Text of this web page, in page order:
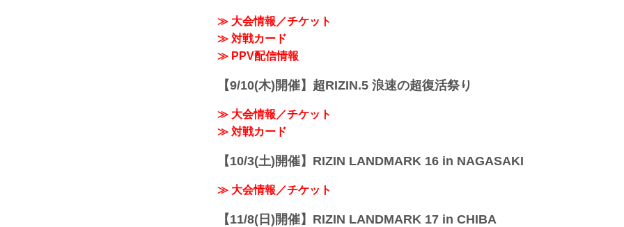
≫ 大会情報／チケット
≫ 対戦カード
≫ PPV配信情報
【9/10(木)開催】超RIZIN.5 浪速の超復活祭り
≫ 大会情報／チケット
≫ 対戦カード
【10/3(土)開催】RIZIN LANDMARK 16 in NAGASAKI
≫ 大会情報／チケット
【11/8(日)開催】RIZIN LANDMARK 17 in CHIBA